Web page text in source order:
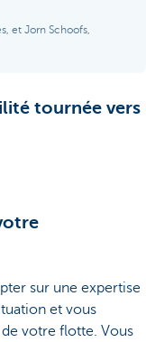
et Jorn Schoofs,
tournée vers
sur une expertise
et vous
votre flotte. Vous